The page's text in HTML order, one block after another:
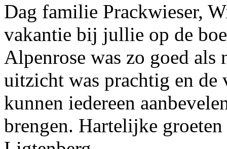
Dag familie Prackwieser,
vakantie bij jullie op de
Alpenrose was zo goed
uitzicht was prachtig en de
kunnen iedereen
brengen. Hartelijke